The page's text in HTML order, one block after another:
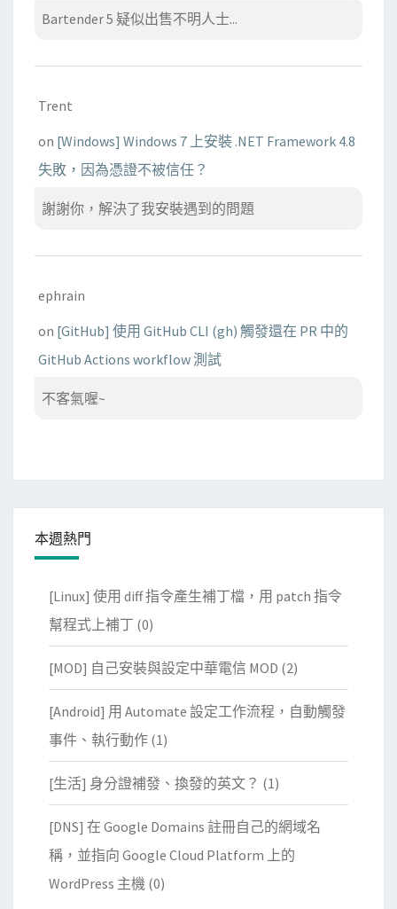
Bartender 5 疑似出售不明人士...
Trent
on [Windows] Windows 7 上安裝 .NET Framework 4.8
失敗，因為憑證不被信任？
謝謝你，解決了我安裝遇到的問題
ephrain
on [GitHub] 使用 GitHub CLI (gh) 觸發還在 PR 中的
GitHub Actions workflow 測試
不客氣喔~
本週熱門
[Linux] 使用 diff 指令產生補丁檔，用 patch 指令
幫程式上補丁 (0)
[MOD] 自己安裝與設定中華電信 MOD (2)
[Android] 用 Automate 設定工作流程，自動觸發
事件、執行動作 (1)
[生活] 身分證補發、換發的英文？ (1)
[DNS] 在 Google Domains 註冊自己的網域名
稱，並指向 Google Cloud Platform 上的
WordPress 主機 (0)